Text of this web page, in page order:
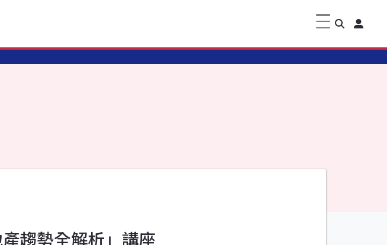
趨勢全解析」講座